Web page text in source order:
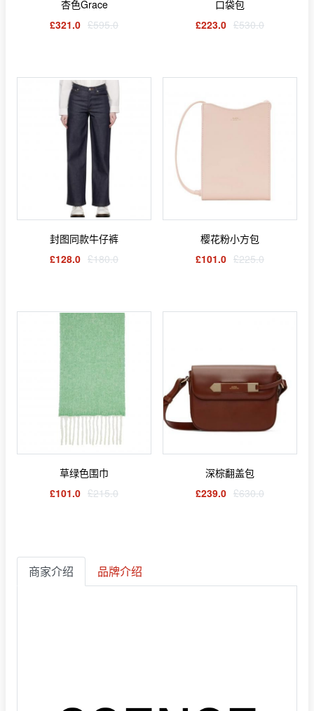
杏色Grace
£321.0 £595.0
口袋包
£223.0 £530.0
封图同款牛仔裤
£128.0 £180.0
樱花粉小方包
£101.0 £225.0
草绿色围巾
£101.0 £215.0
深棕翻盖包
£239.0 £630.0
商家介绍 品牌介绍